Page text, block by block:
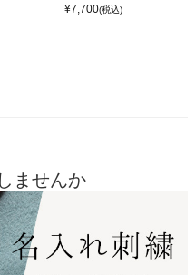
¥7,700(税込)
ませんか